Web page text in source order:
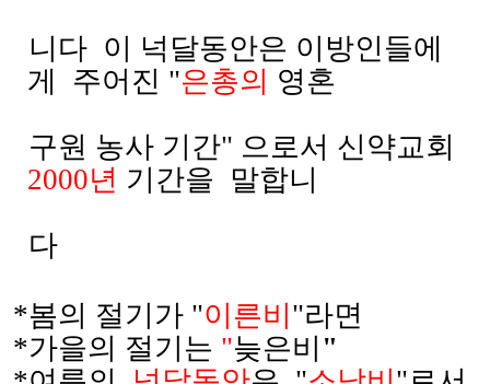
니다 이 넉달동안은 이방인들에
게
주어진 "은총의 영혼
구원 농사 기간" 으로서 신약교회
2000년 기간을
말합니
다
*봄의 절기가 "이른비 "라면
*가을의 절기는 "늦은비 "